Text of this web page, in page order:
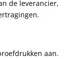
de leverancier,
aan.